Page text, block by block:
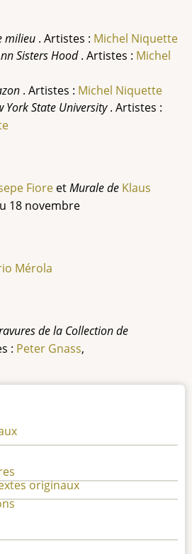
milieu . Artistes : Michel Niquette
Sisters Hood. Artistes : Michel
. Artistes : Michel Niquette
York State University. Artistes :
Fiore etMurale de Klaus
18 novembre
Mérola
de la Collection de
: Peter Gnass,
originaux